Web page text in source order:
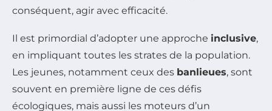
conséquent, agir avec efficacité.
Il est primordial d’adopter une approche inclusive,
en impliquant toutes les strates de la population.
Les jeunes, notamment ceux des banlieues, sont
souvent en première ligne de ces défis
écologiques, mais aussi les moteurs d’un